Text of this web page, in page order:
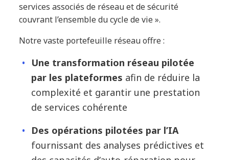
services associés de réseau et de sécurité
couvrant l’ensemble du cycle de vie ».
Notre vaste portefeuille réseau offre :
Une transformation réseau pilotée
par les plateformes afin de réduire la
complexité et garantir une prestation
de services cohérente
Des opérations pilotées par l’IA
fournissant des analyses prédictives et